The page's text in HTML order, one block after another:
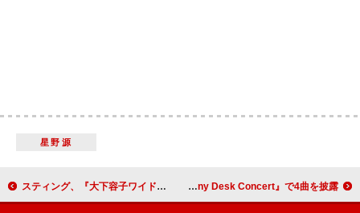
星野源
スティング、『大下容子ワイド！スクランブル』で放送された独占インタビューがYouTubeで公開 ベス・ギボンズ、初出演した米NPR『Tiny Desk Concert』で4曲を披露